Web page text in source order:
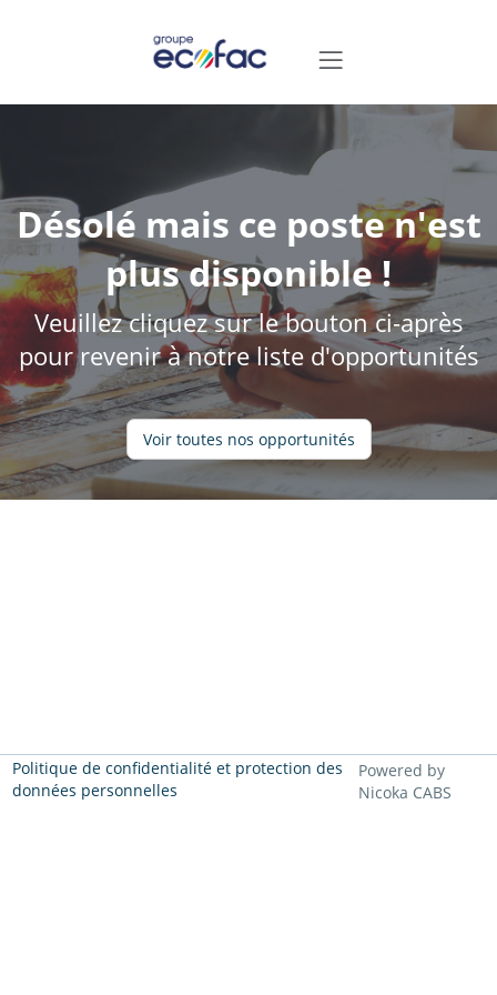
Désolé mais ce poste n'est
plus disponible !
Veuillez cliquez sur le bouton ci-après
pour revenir à notre liste d'opportunités
Voir toutes nos opportunités
Politique de confidentialité et protection des
données personnelles
Powered by
Nicoka CABS